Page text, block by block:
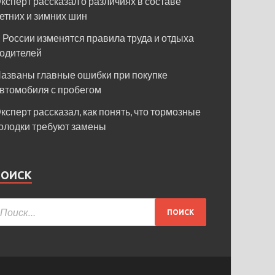
и зимних шин
России изменятся правила труда и отдыха
главные ошибки при покупке
с пробегом
рассказал, как понять, что тормозные
требуют замены